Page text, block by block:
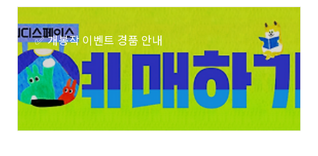
✅ 개봉작 이벤트 경품 안내